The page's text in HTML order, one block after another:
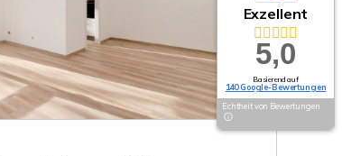
Exzellent
5,0
Basierend auf
140 Google-Bewertungen
Echtheit von Bewertungen